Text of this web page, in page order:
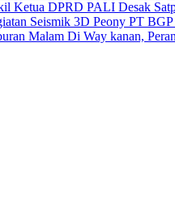
Ketua DPRD PALI Desak
Seismik 3D Peony PT
Malam Di Way kanan,